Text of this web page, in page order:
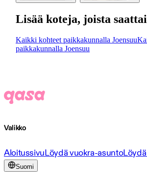
Lisää koteja, joista
Kaikki kohteet paikkakunnalla Joensuu
paikkakunnalla Joensuu
Valikko
AloitussivuLöydä vuokra-asunto
Suomi